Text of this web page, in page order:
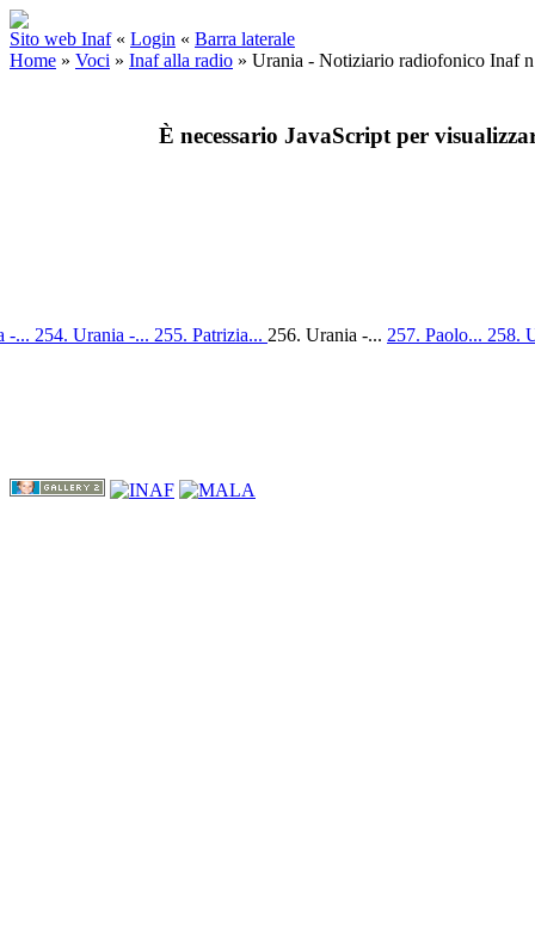
Sito web Inaf « Login « Barra laterale
Home » Voci » Inaf alla radio » Urania - Notiziario radiofonico Inaf
È necessario JavaScript per
-... 254. Urania -... 255. Patrizia... 256. Urania -... 257. Paolo... 258.